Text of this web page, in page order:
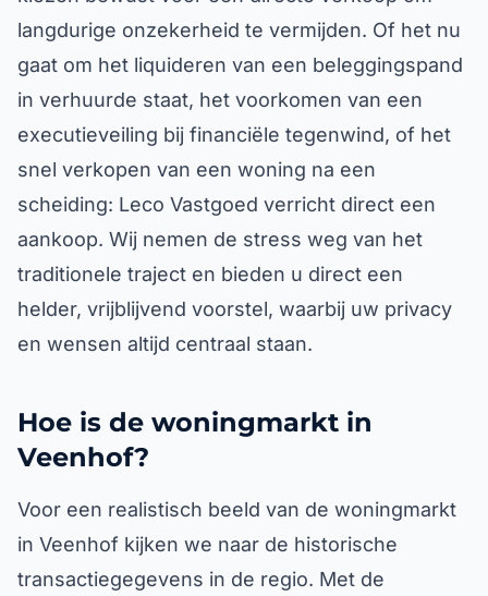
langdurige onzekerheid te vermijden. Of het nu
gaat om het liquideren van een beleggingspand
in verhuurde staat, het voorkomen van een
executieveiling bij financiële tegenwind, of het
snel verkopen van een woning na een
scheiding: Leco Vastgoed verricht direct een
aankoop. Wij nemen de stress weg van het
traditionele traject en bieden u direct een
helder, vrijblijvend voorstel, waarbij uw privacy
en wensen altijd centraal staan.
Hoe is de woningmarkt in
Veenhof?
Voor een realistisch beeld van de woningmarkt
in Veenhof kijken we naar de historische
transactiegegevens in de regio. Met de